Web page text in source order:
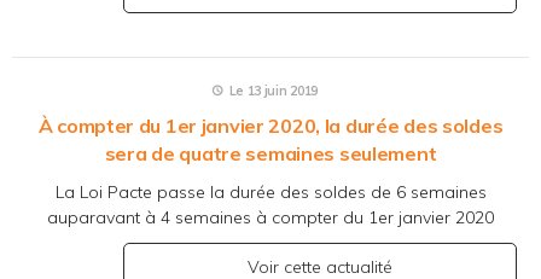
Le 13 juin 2019
À compter du 1er janvier 2020, la durée des soldes
sera de quatre semaines seulement
La Loi Pacte passe la durée des soldes de 6 semaines
auparavant à 4 semaines à compter du 1er janvier 2020
Voir cette actualité